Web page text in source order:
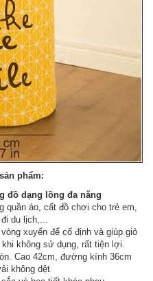
phẩm:
đồ dạng lồng đa năng
quần áo, cất đồ chơi cho trẻ em,
du lịch,...
xuyến để cố định và giúp giỏ
không sử dụng, rất tiện lợi.
Cao 42cm, đường kính 36cm
không dệt